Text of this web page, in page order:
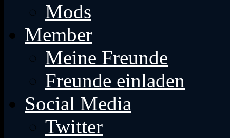
Mods
Member
Meine Freunde
Freunde einladen
Social Media
Twitter